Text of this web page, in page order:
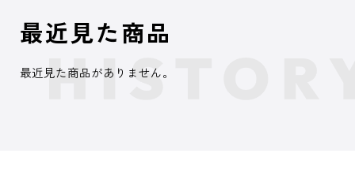
最近見た商品
最近見た商品がありません。